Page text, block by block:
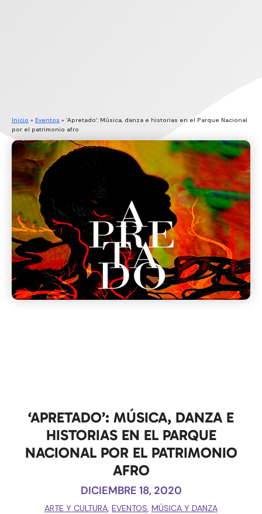
Inicio » Eventos » ‘Apretado’: Música, danza e historias en el Parque Nacional
por el patrimonio afro
‘APRETADO’: MÚSICA, DANZA E
HISTORIAS EN EL PARQUE
NACIONAL POR EL PATRIMONIO
AFRO
DICIEMBRE 18, 2020
ARTE Y CULTURA, EVENTOS, MÚSICA Y DANZA